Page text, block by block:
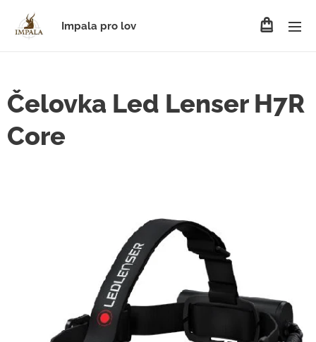
Impala pro lov
Čelovka Led Lenser H7R
Core